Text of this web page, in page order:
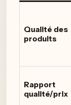
Qualité des
produits
Rapport
qualité/prix